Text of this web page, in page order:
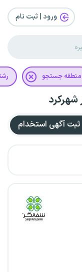
ورود | ثبت‌ نام
منطقه جستجو
ثبت آگهی استخدام